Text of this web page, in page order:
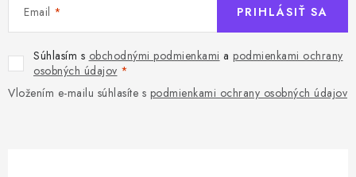
Email
Súhlasím s obchodnými podmienkami a podmienkami ochrany
osobných údajov
Vložením e-mailu súhlasíte s podmienkami ochrany osobných údajov
PRIHLÁSIŤ SA